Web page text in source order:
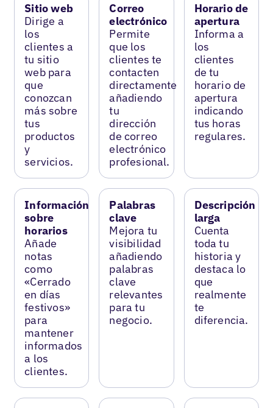
Sitio web
Dirige a
los
clientes a
tu sitio
web para
que
conozcan
más sobre
tus
productos
y
servicios.
Correo
electrónico
Permite
que los
clientes te
contacten
directamente
añadiendo
tu
dirección
de correo
electrónico
profesional.
Horario de
apertura
Informa a
los
clientes
de tu
horario de
apertura
indicando
tus horas
regulares.
Información
sobre
horarios
Añade
notas
como
«Cerrado
en días
festivos»
para
mantener
informados
a los
clientes.
Palabras
clave
Mejora tu
visibilidad
añadiendo
palabras
clave
relevantes
para tu
negocio.
Descripción
larga
Cuenta
toda tu
historia y
destaca lo
que
realmente
te
diferencia.